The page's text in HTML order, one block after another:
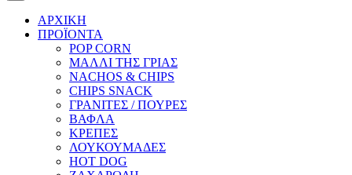
ΑΡΧΙΚΗ
ΠΡΟΪΟΝΤΑ
POP CORN
ΜΑΛΛΙ ΤΗΣ ΓΡΙΑΣ
NACHOS & CHIPS
CHIPS SNACK
ΓΡΑΝΙΤΕΣ / ΠΟΥΡΕΣ
ΒΑΦΛΑ
ΚΡΕΠΕΣ
ΛΟΥΚΟΥΜΑΔΕΣ
HOT DOG